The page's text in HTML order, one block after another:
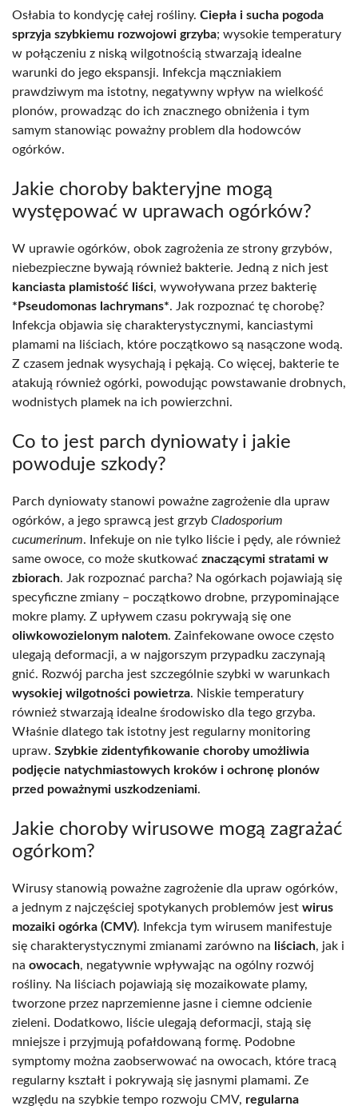
Osłabia to kondycję całej rośliny. Ciepła i sucha pogoda
sprzyja szybkiemu rozwojowi grzyba; wysokie temperatury
w połączeniu z niską wilgotnością stwarzają idealne
warunki do jego ekspansji. Infekcja mączniakiem
prawdziwym ma istotny, negatywny wpływ na wielkość
plonów, prowadząc do ich znacznego obniżenia i tym
samym stanowiąc poważny problem dla hodowców
ogórków.
Jakie choroby bakteryjne mogą
występować w uprawach ogórków?
W uprawie ogórków, obok zagrożenia ze strony grzybów,
niebezpieczne bywają również bakterie. Jedną z nich jest
kanciasta plamistość liści, wywoływana przez bakterię
*Pseudomonas lachrymans*. Jak rozpoznać tę chorobę?
Infekcja objawia się charakterystycznymi, kanciastymi
plamami na liściach, które początkowo są nasączone wodą.
Z czasem jednak wysychają i pękają. Co więcej, bakterie te
atakują również ogórki, powodując powstawanie drobnych,
wodnistych plamek na ich powierzchni.
Co to jest parch dyniowaty i jakie
powoduje szkody?
Parch dyniowaty stanowi poważne zagrożenie dla upraw
ogórków, a jego sprawcą jest grzyb Cladosporium
cucumerinum. Infekuje on nie tylko liście i pędy, ale również
same owoce, co może skutkować znaczącymi stratami w
zbiorach. Jak rozpoznać parcha? Na ogórkach pojawiają się
specyficzne zmiany – początkowo drobne, przypominające
mokre plamy. Z upływem czasu pokrywają się one
oliwkowozielonym nalotem. Zainfekowane owoce często
ulegają deformacji, a w najgorszym przypadku zaczynają
gnić. Rozwój parcha jest szczególnie szybki w warunkach
wysokiej wilgotności powietrza. Niskie temperatury
również stwarzają idealne środowisko dla tego grzyba.
Właśnie dlatego tak istotny jest regularny monitoring
upraw. Szybkie zidentyfikowanie choroby umożliwia
podjęcie natychmiastowych kroków i ochronę plonów
przed poważnymi uszkodzeniami.
Jakie choroby wirusowe mogą zagrażać
ogórkom?
Wirusy stanowią poważne zagrożenie dla upraw ogórków,
a jednym z najczęściej spotykanych problemów jest wirus
mozaiki ogórka (CMV). Infekcja tym wirusem manifestuje
się charakterystycznymi zmianami zarówno na liściach, jak i
na owocach, negatywnie wpływając na ogólny rozwój
rośliny. Na liściach pojawiają się mozaikowate plamy,
tworzone przez naprzemienne jasne i ciemne odcienie
zieleni. Dodatkowo, liście ulegają deformacji, stają się
mniejsze i przyjmują pofałdowaną formę. Podobne
symptomy można zaobserwować na owocach, które tracą
regularny kształt i pokrywają się jasnymi plamami. Ze
względu na szybkie tempo rozwoju CMV, regularna